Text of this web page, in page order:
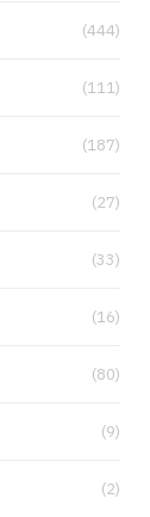
(444)
(111)
(187)
(27)
(33)
(16)
(80)
(9)
(2)